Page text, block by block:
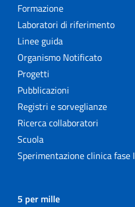
Formazione
Laboratori di riferimento
Linee guida
Organismo Notificato
Progetti
Pubblicazioni
Registri e sorveglianze
Ricerca collaboratori
Scuola
Sperimentazione clinica fase I
5 per mille